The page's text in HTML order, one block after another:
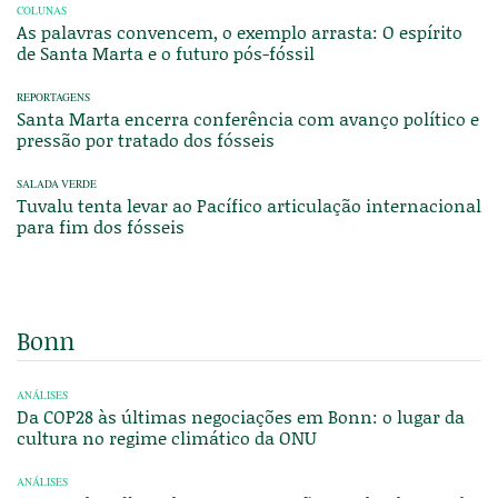
COLUNAS
As palavras convencem, o exemplo arrasta: O espírito
de Santa Marta e o futuro pós-fóssil
REPORTAGENS
Santa Marta encerra conferência com avanço político e
pressão por tratado dos fósseis
SALADA VERDE
Tuvalu tenta levar ao Pacífico articulação internacional
para fim dos fósseis
Bonn
ANÁLISES
Da COP28 às últimas negociações em Bonn: o lugar da
cultura no regime climático da ONU
ANÁLISES